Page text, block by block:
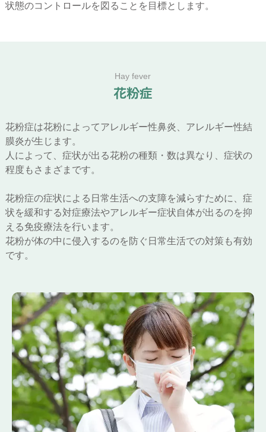
状態のコントロールを図ることを目標とします。
Hay fever
花粉症
花粉症は花粉によってアレルギー性鼻炎、アレルギー性結
膜炎が生じます。
人によって、症状が出る花粉の種類・数は異なり、症状の
程度もさまざまです。
花粉症の症状による日常生活への支障を減らすために、 症
状を緩和する対症療法やアレルギー症状自体が出るのを抑
える免疫療法を行います。
花粉が体の中に侵入するのを防ぐ日常生活での対策も有効
です。